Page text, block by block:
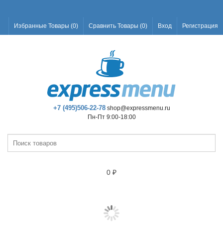
Избранные Товары (0) Сравнить Товары (0) Вход Регистрация
+7 (495)506-22-78shop@expressmenu.ru
Пн-Пт 9:00-18:00
0 ₽